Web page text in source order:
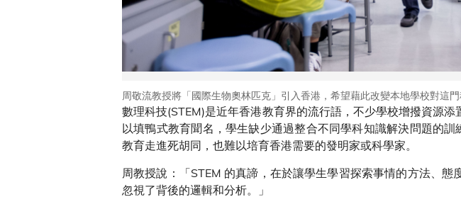
周敬流教授將「國際生物奧林匹克」引入香港，希望藉此改變本地學校對這門
數理科技(STEM)是近年香港教育界的流行語，不少學校增撥資源
以填鴨式教育聞名，學生缺少通過整合不同學科知識解決問題的
教育走進死胡同，也難以培育香港需要的發明家或科學家。
周教授說：「STEM 的真諦，在於讓學生學習探索事情的方法、
忽視了背後的邏輯和分析。」